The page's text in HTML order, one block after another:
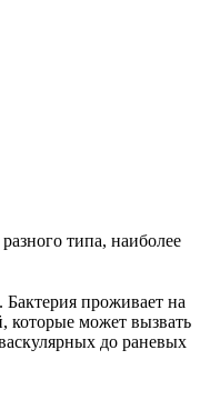
типа, наиболее
проживает на
которые может вызвать
до раневых